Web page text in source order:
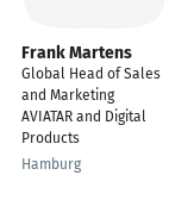
Frank Martens
Global Head of Sales
and Marketing
AVIATAR and Digital
Products
Hamburg